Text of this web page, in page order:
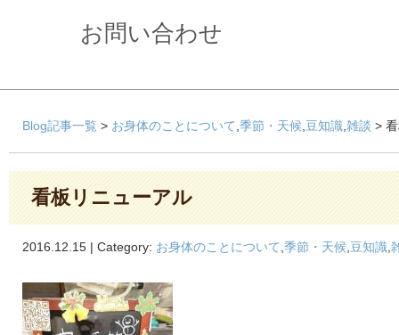
お問い合わせ
Blog記事一覧 > お身体のことについて 季節・天候 豆知識 雑談 >
看板リニューアル
2016.12.15 | Category: お身体のことについて 季節・天候 豆知識